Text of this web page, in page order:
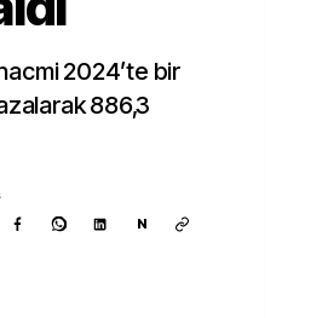
2024’te bir
886,3
N